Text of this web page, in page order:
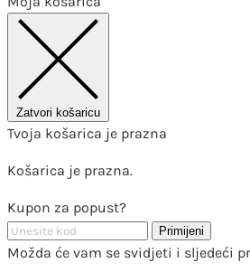
Zatvori košaricu
Tvoja košarica je prazna
Košarica je prazna.
Kupon za popust?
Primijeni
Možda će vam se svidjeti i sljedeći